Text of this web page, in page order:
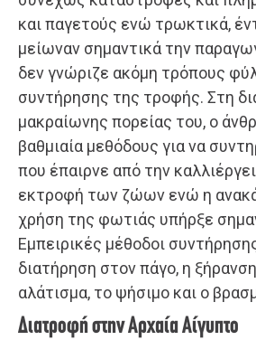
και παγετούς ενώ τρωκτικά,
μείωναν σημαντικά την
δεν γνώριζε ακόμη τρόπους
συντήρησης της τροφής. Στη
μακραίωνης πορείας του, ο
βαθμιαία μεθόδους για να
που έπαιρνε από την
εκτροφή των ζώων ενώ η
χρήση της φωτιάς υπήρξε
Εμπειρικές μέθοδοι
διατήρηση στον πάγο, η
αλάτισμα, το ψήσιμο και ο
Διατροφή στην Αρχαία Αίγυπτο